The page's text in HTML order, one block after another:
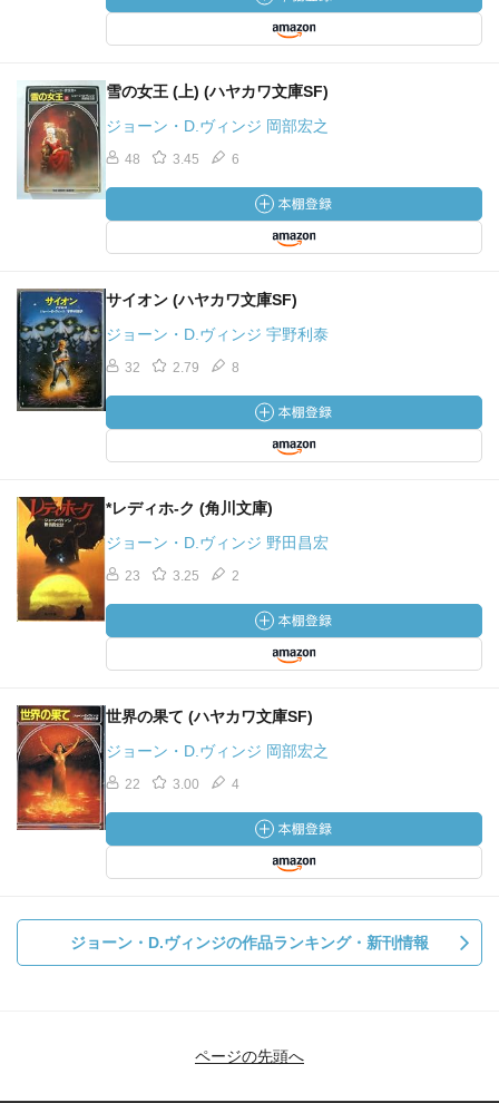
雪の女王 (上) (ハヤカワ文庫SF)
ジョーン・D.ヴィンジ 岡部宏之
48 3.45 6
サイオン (ハヤカワ文庫SF)
ジョーン・D.ヴィンジ 宇野利泰
32 2.79 8
*レディホ-ク (角川文庫)
ジョーン・D.ヴィンジ 野田昌宏
23 3.25 2
世界の果て (ハヤカワ文庫SF)
ジョーン・D.ヴィンジ 岡部宏之
22 3.00 4
ジョーン・D.ヴィンジの作品ランキング・新刊情報
ページの先頭へ